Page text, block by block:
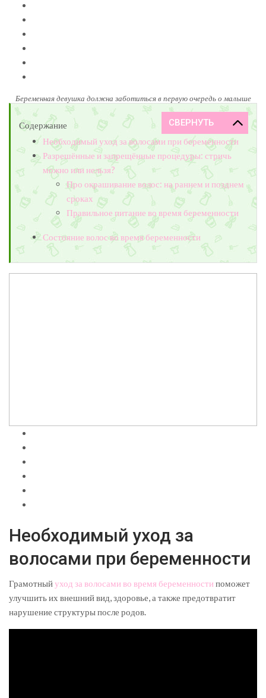
Беременная девушка должна заботиться в первую очередь о малыше
Содержание
Необходимый уход за волосами при беременности
Разрешённые и запрещённые процедуры: стричь
можно или нельзя?
Про окрашивание волос: на раннем и позднем
сроках
Правильное питание во время беременности
Состояние волос во время беременности
Необходимый уход за
волосами при беременности
Грамотныйуход за волосами во время беременности поможет
улучшить их внешний вид, здоровье, а также предотвратит
нарушение структуры после родов.